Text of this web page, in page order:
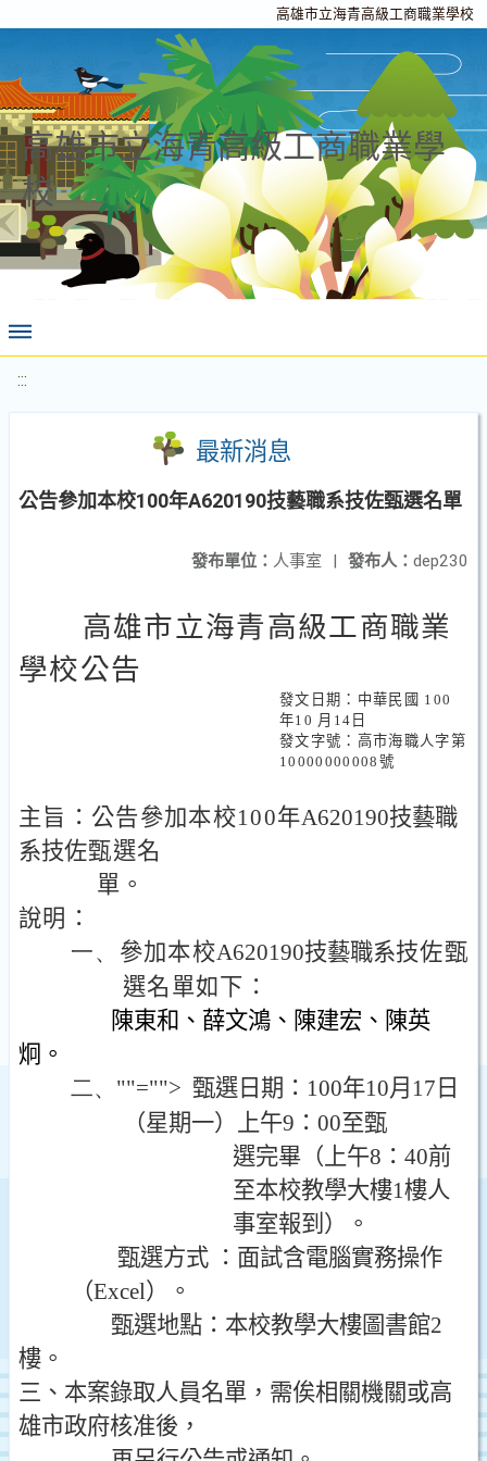
高雄市立海青高級工商職業學校
高雄市立海青高級工商職業學
校
:::
最新消息
公告參加本校100年A620190技藝職系技佐甄選名單
發布人： dep230
發布單位： 人事室 |
高雄市立海青高級工商職業
學校公告
發文日期：中華民國 100
年10 月 14 日
發文字號：高市海職人字第
10000000008 號
主旨：公告參加本校100年A620190技藝職
系技佐甄選名
單。
說明：
一、 參加本校A620190技藝職系技佐甄
選名單如下：
陳東和、薛文鴻、陳建宏、陳英
炯。
二、 ""=""> 甄選日期： 100年10月 17 日
（星期一）上午9 ： 00至甄
選完畢（上午8 ： 40前
至本校教學大樓1樓人
事室報到）。
甄選方式 ：面試含電腦實務操作
（Excel）。
甄選地點：本校教學大樓圖書館2
樓。
三、本案錄取人員名單，需俟相關機關或高
雄市政府核准後，